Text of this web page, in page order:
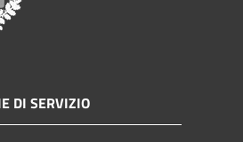
DI SERVIZIO